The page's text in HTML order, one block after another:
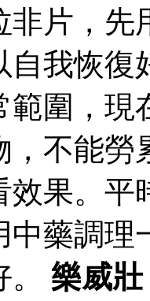
非片，先
自我恢復
範圍，現
，不能勞
效果。平
中藥調理
樂威壯